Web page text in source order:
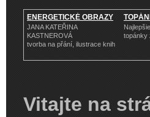
ENERGETICKÉ OBRAZY
JANA KATEŘINA
KASTNEROVÁ
tvorba na přání, ilustrace knih
topánky
Vitajte na